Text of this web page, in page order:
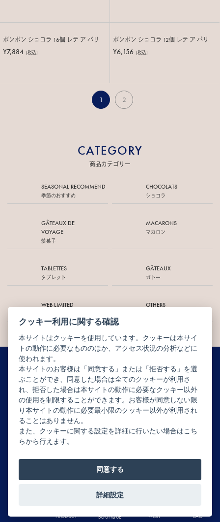
PRODUCT BOUTIQUE WISH BAG
ボンボン ショコラ 16個 レテ ア パリ
¥7,884 (税込)
ボンボン ショコラ 12個 レテ ア パリ
¥6,156 (税込)
1 2
CATEGORY
商品カテゴリー
SEASONAL RECOMMEND
季節のおすすめ
CHOCOLATS
ショコラ
GÂTEAUX DE
VOYAGE
焼菓子
MACARONS
マカロン
TABLETTES
タブレット
GÂTEAUX
ガトー
WEB LIMITED OTHERS
ニュースレター配信登録はこちら
Copyright © JEAN-PAUL HÉVIN JAPON All rights reserved.
クッキー利用に関する確認
本サイトはクッキーを使用しています。クッキーは本サイ
トの動作に必要なもののほか、アクセス状況の分析などに
使われます。
本サイトのお客様は「同意する」または「拒否する」を選
ぶことができ、同意した場合は全てのクッキーが利用さ
れ、拒否した場合は本サイトの動作に必要なクッキー以外
の使用を制限することができます。お客様が同意しない限
り本サイトの動作に必要最小限のクッキー以外が利用され
ることはありません。
また、クッキーに関する設定を詳細に行いたい場合はこち
らから行えます。
同意する
詳細設定